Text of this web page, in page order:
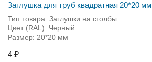
Заглушка для труб квадратная 20*20 мм
Тип товара: Заглушки на столбы
Цвет (RAL): Черный
Размер: 20*20 мм
4 ₽